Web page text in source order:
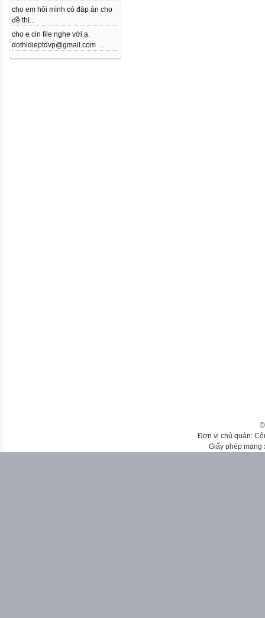
cho em hỏi mình có đáp án cho
đề thi...
cho e cin file nghe với ạ.
dothidieptdvp@gmail.com ...
Đơn vị chủ quản:
Giấy phép mạng